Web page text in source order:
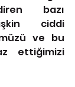
bazı
ciddi
ve bu
ettiğimizi